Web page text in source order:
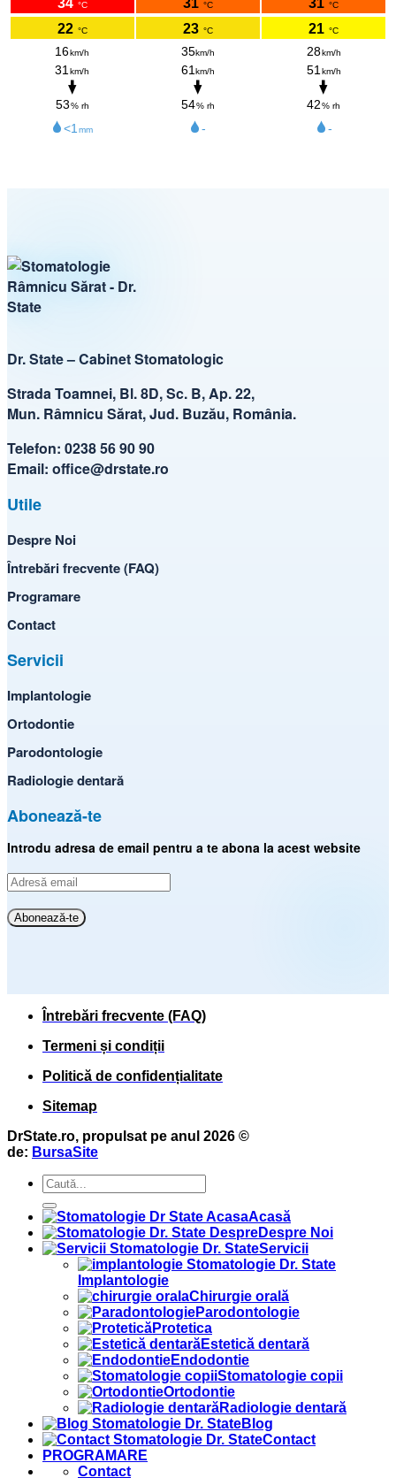
Dr. State – Cabinet Stomatologic
Strada Toamnei, Bl. 8D, Sc. B, Ap. 22,
Mun. Râmnicu Sărat, Jud. Buzău, România.
Telefon: 0238 56 90 90
Email: office@drstate.ro
Utile
Despre Noi
Întrebări frecvente (FAQ)
Programare
Contact
Servicii
Implantologie
Ortodontie
Parodontologie
Radiologie dentară
Abonează-te
Introdu adresa de email pentru a te abona la acest website
Adresă
Abonează-te
Întrebări frecvente (FAQ)
Termeni și condiții
Politică de confidențialitate
Sitemap
DrState.ro, propulsat pe anul 2026 ©
de: BursaSite
Acasă
Despre Noi
Servicii
Implantologie
Chirurgie orală
Parodontologie
Protetica
Estetică dentară
Endodontie
Stomatologie copii
Ortodontie
Radiologie dentară
Blog
Contact
PROGRAMARE
Contact